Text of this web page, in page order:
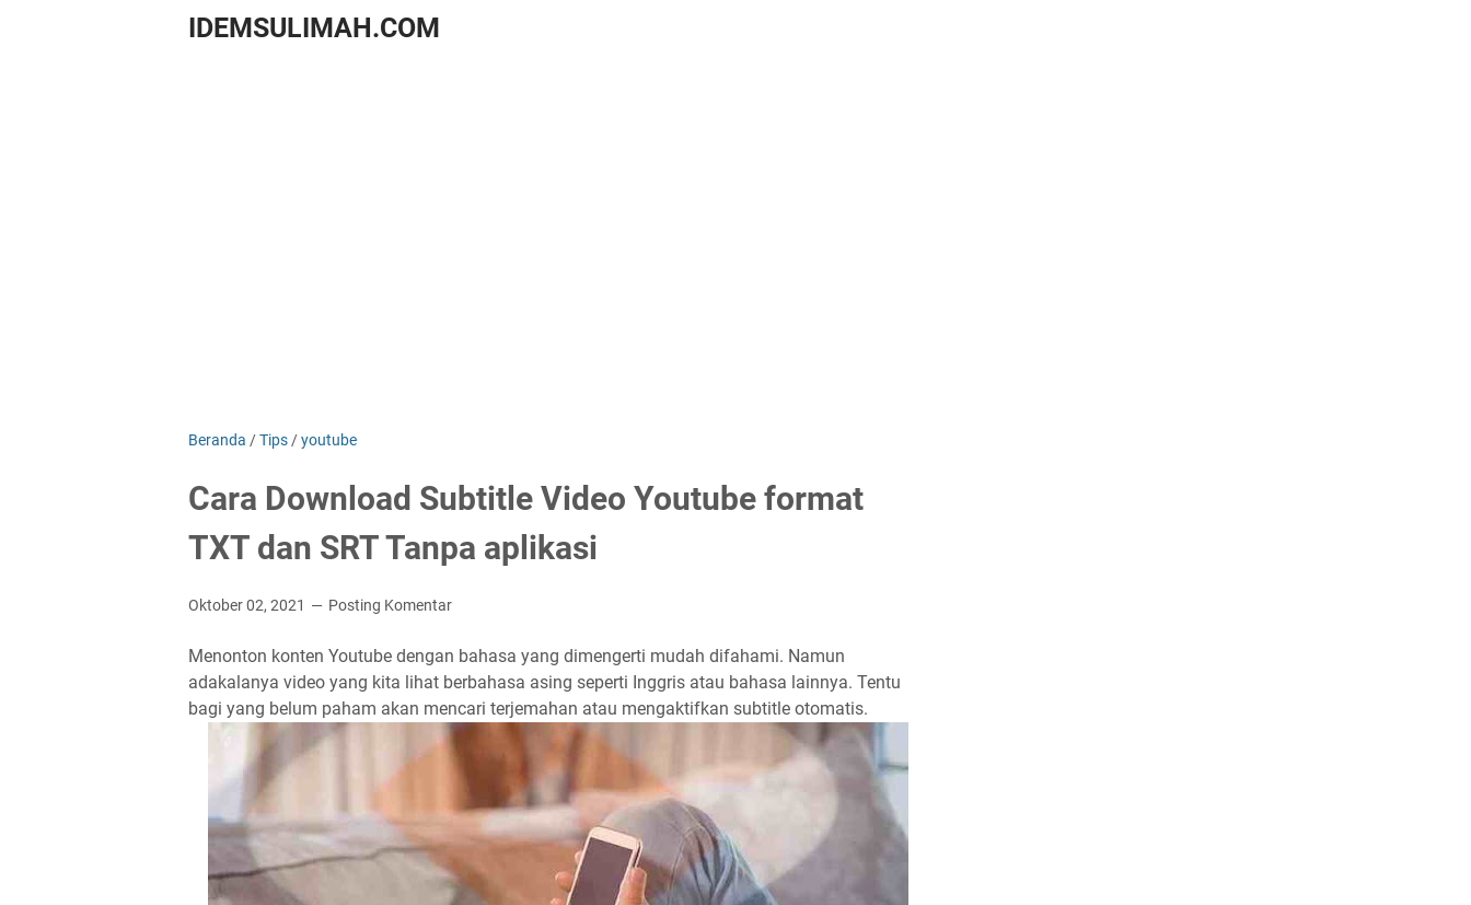
IDEMSULIMAH.COM
Beranda /Tips /youtube
Cara Download Subtitle Video Youtube format
TXT dan SRT Tanpa aplikasi
Oktober 02, 2021 Posting Komentar
Menonton konten Youtube dengan bahasa yang dimengerti mudah difahami. Namun
adakalanya video yang kita lihat berbahasa asing seperti Inggris atau bahasa lainnya. Tentu
bagi yang belum paham akan mencari terjemahan atau mengaktifkan subtitle otomatis.